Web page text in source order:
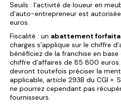
Seuils : l'activité de loueur en
d'auto-entrepreneur est
euros.
Fiscalité : un abattement
charges s'applique sur le chiffre
bénéficiez de la franchise en
chiffre d'affaires de 85 800
devront toutefois préciser la
applicable, article 293B du CGI ».
ne pourrez cependant pas
fournisseurs.